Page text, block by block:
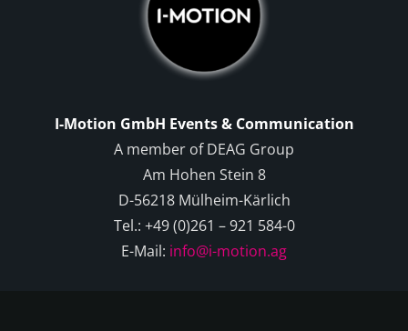
I-Motion GmbH Events & Communication
A member of DEAG Group
Am Hohen Stein 8
D-56218 Mülheim-Kärlich
Tel.: +49 (0)261 – 921 584-0
E-Mail: info@i-motion.ag